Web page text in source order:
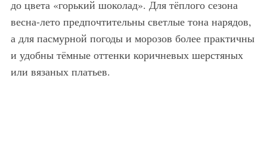
до цвета «горький шоколад». Для тёплого сезона
весна-лето предпочтительны светлые тона нарядов,
а для пасмурной погоды и морозов более практичны
и удобны тёмные оттенки коричневых шерстяных
или вязаных платьев.